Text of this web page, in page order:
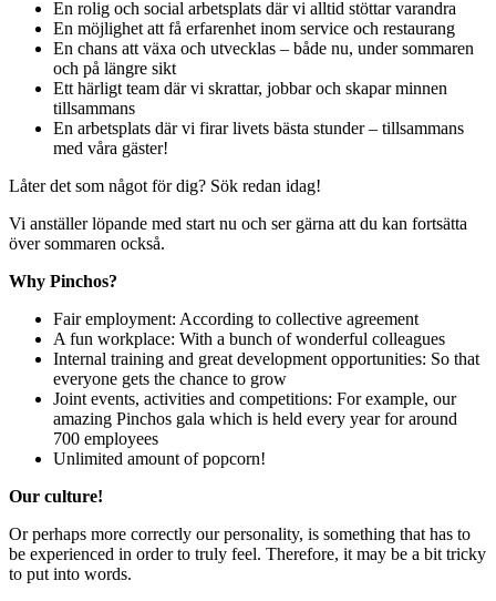
En rolig och social arbetsplats där vi alltid stöttar varandra
En möjlighet att få erfarenhet inom service och restaurang
En chans att växa och utvecklas – både nu, under sommaren
och på längre sikt
Ett härligt team där vi skrattar, jobbar och skapar minnen
tillsammans
En arbetsplats där vi firar livets bästa stunder – tillsammans
med våra gäster!
Låter det som något för dig? Sök redan idag!
Vi anställer löpande med start nu och ser gärna att du kan fortsätta
över sommaren också.
Why Pinchos?
Fair employment: According to collective agreement
A fun workplace: With a bunch of wonderful colleagues
Internal training and great development opportunities: So that
everyone gets the chance to grow
Joint events, activities and competitions: For example, our
amazing Pinchos gala which is held every year for around
700 employees
Unlimited amount of popcorn!
Our culture!
Or perhaps more correctly our personality, is something that has to
be experienced in order to truly feel. Therefore, it may be a bit tricky
to put into words.